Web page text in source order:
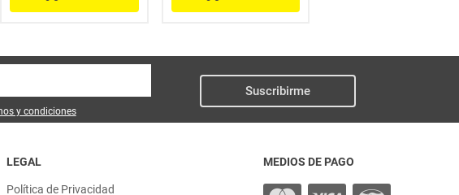
y condiciones
Suscribirme
LEGAL
Política de Privacidad
MEDIOS DE PAGO